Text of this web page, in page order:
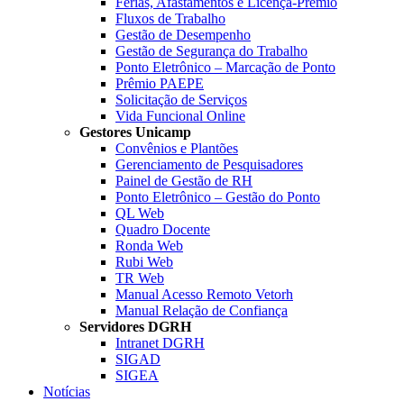
Fluxos de Trabalho
Gestão de Desempenho
Gestão de Segurança do Trabalho
Ponto Eletrônico – Marcação de Ponto
Prêmio PAEPE
Solicitação de Serviços
Vida Funcional Online
Gestores Unicamp
Convênios e Plantões
Gerenciamento de Pesquisadores
Painel de Gestão de RH
Ponto Eletrônico – Gestão do Ponto
QL Web
Quadro Docente
Ronda Web
Rubi Web
TR Web
Manual Acesso Remoto Vetorh
Manual Relação de Confiança
Servidores DGRH
Intranet DGRH
SIGAD
SIGEA
Notícias